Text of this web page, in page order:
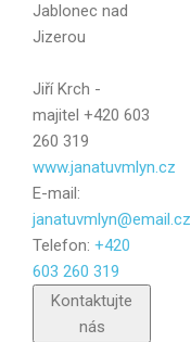
Jablonec nad
Jizerou
Jiří Krch -
majitel +420 603
260 319
www.janatuvmlyn.cz
E-mail:
janatuvmlyn@email.cz
Telefon: +420
603 260 319
Kontaktujte
nás
Poslat